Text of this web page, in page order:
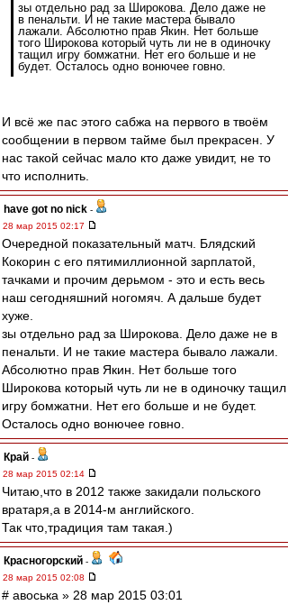
зы отдельно рад за Широкова. Дело даже не
в пенальти. И не такие мастера бывало
лажали. Абсолютно прав Якин. Нет больше
того Широкова который чуть ли не в одиночку
тащил игру бомжатни. Нет его больше и не
будет. Осталось одно вонючее говно.
И всё же пас этого сабжа на первого в твоём
сообщении в первом тайме был прекрасен. У
нас такой сейчас мало кто даже увидит, не то
что исполнить.
have got no nick -
28 мар 2015 02:17
Очередной показательный матч. Блядский
Кокорин с его пятимиллионной зарплатой,
тачками и прочим дерьмом - это и есть весь
наш сегодняшний ногомяч. А дальше будет
хуже.
зы отдельно рад за Широкова. Дело даже не в
пенальти. И не такие мастера бывало лажали.
Абсолютно прав Якин. Нет больше того
Широкова который чуть ли не в одиночку тащил
игру бомжатни. Нет его больше и не будет.
Осталось одно вонючее говно.
Край -
28 мар 2015 02:14
Читаю,что в 2012 также закидали польского
вратаря,а в 2014-м английского.
Так что,традиция там такая.)
Красногорский -
28 мар 2015 02:08
# авоська » 28 мар 2015 03:01